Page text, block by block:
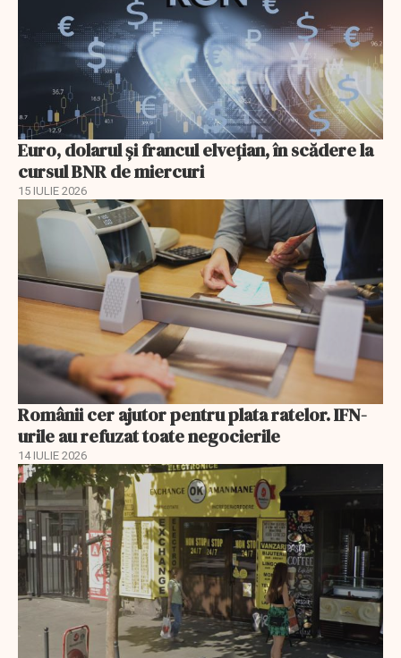
Euro, dolarul și francul elvețian, în scădere la
cursul BNR de miercuri
15 IULIE 2026
Românii cer ajutor pentru plata ratelor. IFN-
urile au refuzat toate negocierile
14 IULIE 2026